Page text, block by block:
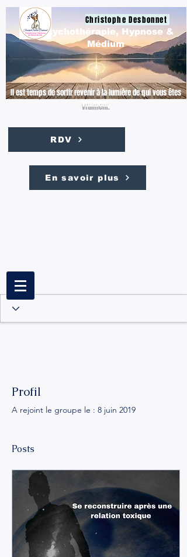
Christophe Desbonnet
Il est temps de sortir revenir à la lumière de qui vous êtes
vraiment.
Psychothérapie, Hypnose &
Médium
RDV
En savoir plus
Profil
A rejoint le groupe le : 8 juin 2019
Posts